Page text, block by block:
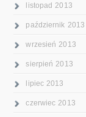
listopad 2013
październik 2013
wrzesień 2013
sierpień 2013
lipiec 2013
czerwiec 2013